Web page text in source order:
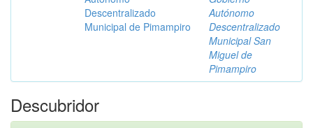
Descentralizado
Municipal de Pimampiro
Autónomo
Descentralizado
Municipal San
Miguel de
Pimampiro
Descubridor